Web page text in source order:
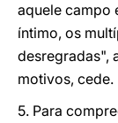
aquele campo
íntimo, os
desregradas",
motivos, cede.
5. Para